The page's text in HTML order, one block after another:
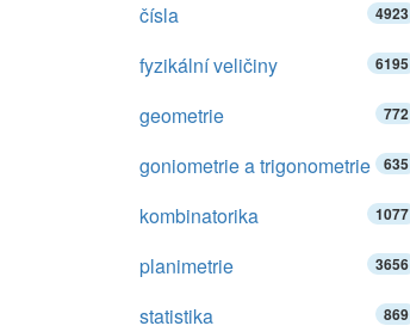
čísla 4923
fyzikální veličiny 6195
geometrie 772
goniometrie a trigonometrie 635
kombinatorika 1077
planimetrie 3656
statistika 869